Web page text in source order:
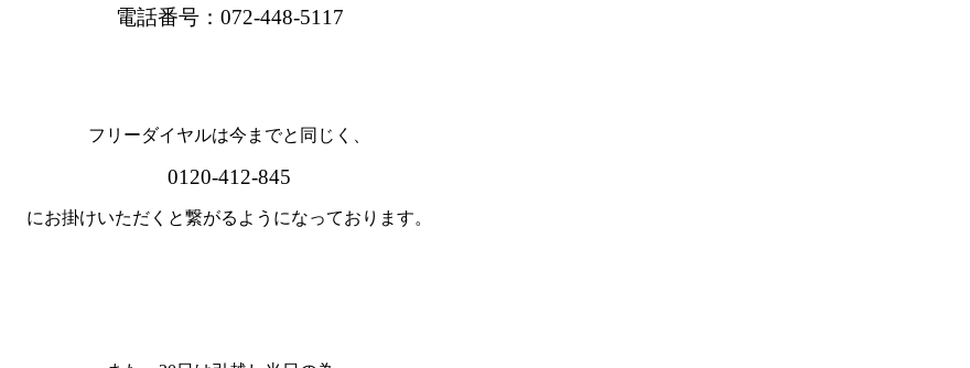
電話番号：072-448-5117
フリーダイヤルは今までと同じく、
0120-412-845
にお掛けいただくと繋がるようになっております。